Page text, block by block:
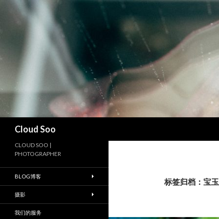
Cloud Soo
标签归档：宝
CLOUD SOO |
PHOTOGRAPHER
BLOG博客
摄影
我们的服务